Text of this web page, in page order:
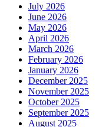
July 2026
June 2026
May 2026
April 2026
March 2026
February 2026
January 2026
December 2025
November 2025
October 2025
September 2025
August 2025